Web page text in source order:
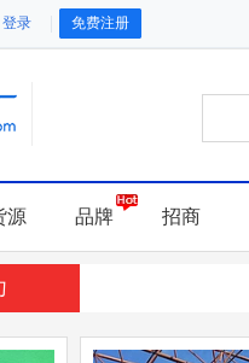
登录 免费注册
源 品牌 招商